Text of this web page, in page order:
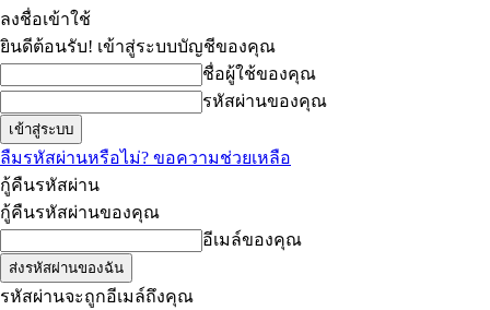
ลงชื่อเข้าใช้
ยินดีต้อนรับ! เข้าสู่ระบบบัญชีของคุณ
ชื่อผู้ใช้ของคุณ
รหัสผ่านของคุณ
ลืมรหัสผ่านหรือไม่? ขอความช่วยเหลือ
กู้คืนรหัสผ่าน
กู้คืนรหัสผ่านของคุณ
อีเมล์ของคุณ
รหัสผ่านจะถูกอีเมล์ถึงคุณ